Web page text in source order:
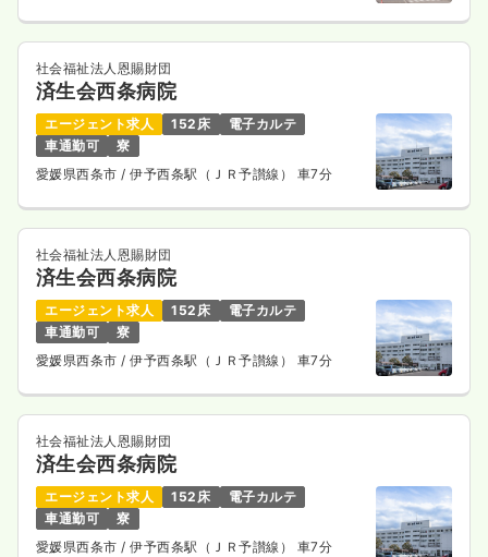
社会福祉法人恩賜財団
済生会西条病院
エージェント求人 152床
電子カルテ
車通勤可
寮
愛媛県西条市/ 伊予西条駅（ＪＲ予讃線） 車7分
社会福祉法人恩賜財団
済生会西条病院
エージェント求人 152床
電子カルテ
車通勤可
寮
愛媛県西条市/ 伊予西条駅（ＪＲ予讃線） 車7分
社会福祉法人恩賜財団
済生会西条病院
エージェント求人 152床
電子カルテ
車通勤可
寮
愛媛県西条市/ 伊予西条駅（ＪＲ予讃線） 車7分